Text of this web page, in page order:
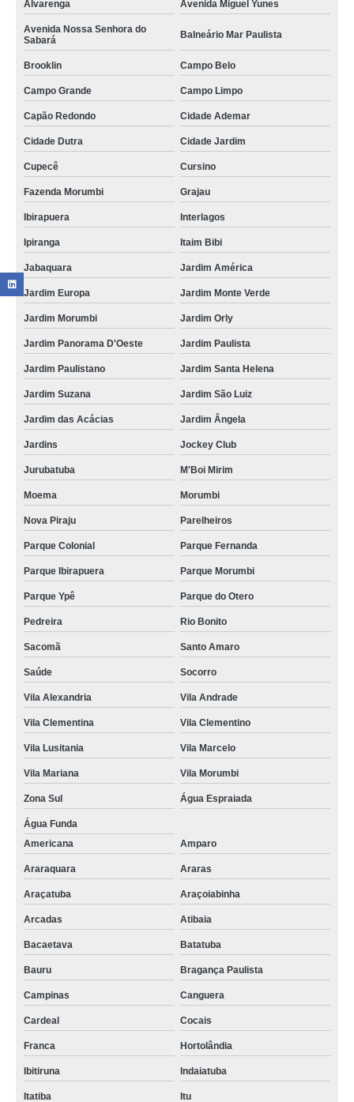
Alvarenga Avenida Miguel Yunes
Avenida Nossa Senhora do
Sabará
Balneário Mar Paulista
Brooklin Campo Belo
Campo Grande Campo Limpo
Capão Redondo Cidade Ademar
Cidade Dutra Cidade Jardim
Cupecê Cursino
Fazenda Morumbi Grajau
Ibirapuera Interlagos
Ipiranga Itaim Bibi
Jabaquara Jardim América
Jardim Europa Jardim Monte Verde
Jardim Morumbi Jardim Orly
Jardim Panorama D'Oeste Jardim Paulista
Jardim Paulistano Jardim Santa Helena
Jardim Suzana Jardim São Luiz
Jardim das Acácias Jardim Ângela
Jardins Jockey Club
Jurubatuba M'Boi Mirim
Moema Morumbi
Nova Piraju Parelheiros
Parque Colonial Parque Fernanda
Parque Ibirapuera Parque Morumbi
Parque Ypê Parque do Otero
Pedreira Rio Bonito
Sacomã Santo Amaro
Saúde Socorro
Vila Alexandria Vila Andrade
Vila Clementina Vila Clementino
Vila Lusitania Vila Marcelo
Vila Mariana Vila Morumbi
Zona Sul Água Espraiada
Água Funda
Americana
Amparo
Araraquara Araras
Araçatuba Araçoiabinha
Arcadas Atibaia
Bacaetava Batatuba
Bauru Bragança Paulista
Campinas Canguera
Cardeal Cocais
Franca Hortolândia
Ibitiruna Indaiatuba
Itatiba Itu